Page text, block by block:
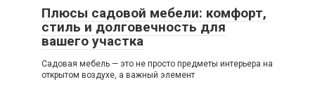
Плюсы садовой мебели: комфорт,
стиль и долговечность для
вашего участка
Садовая мебель — это не просто предметы интерьера на
открытом воздухе, а важный элемент